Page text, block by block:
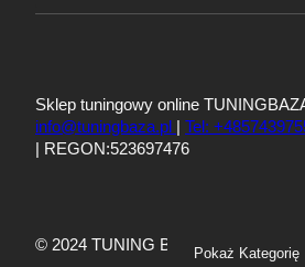
Pokaż Kategorię
a
Sklep tuningowy online
info@tuningbaza.pl
Tel:
| REGON:523697476
© 2024 TUNING BAZA – Wszelkie